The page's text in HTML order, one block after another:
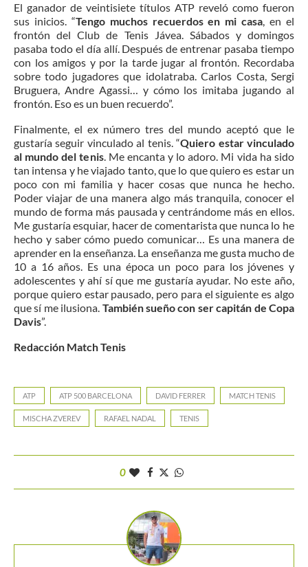
El ganador de veintisiete títulos ATP reveló como fueron
sus inicios. “Tengo muchos recuerdos en mi casa, en el
frontón del Club de Tenis Jávea. Sábados y domingos
pasaba todo el día allí. Después de entrenar pasaba tiempo
con los amigos y por la tarde jugar al frontón. Recordaba
sobre todo jugadores que idolatraba. Carlos Costa, Sergi
Bruguera, Andre Agassi… y cómo los imitaba jugando al
frontón. Eso es un buen recuerdo”.
Finalmente, el ex número tres del mundo aceptó que le
gustaría seguir vinculado al tenis. “Quiero estar vinculado
al mundo del tenis. Me encanta y lo adoro. Mi vida ha sido
tan intensa y he viajado tanto, que lo que quiero es estar un
poco con mi familia y hacer cosas que nunca he hecho.
Poder viajar de una manera algo más tranquila, conocer el
mundo de forma más pausada y centrándome más en ellos.
Me gustaría esquiar, hacer de comentarista que nunca lo he
hecho y saber cómo puedo comunicar… Es una manera de
aprender en la enseñanza. La enseñanza me gusta mucho de
10 a 16 años. Es una época un poco para los jóvenes y
adolescentes y ahí sí que me gustaría ayudar. No este año,
porque quiero estar pausado, pero para el siguiente es algo
que sí me ilusiona. También sueño con ser capitán de Copa
Davis”.
Redacción Match Tenis
ATP ATP 500 BARCELONA DAVID FERRER MATCH TENIS
MISCHA ZVEREV RAFAEL NADAL TENIS
0